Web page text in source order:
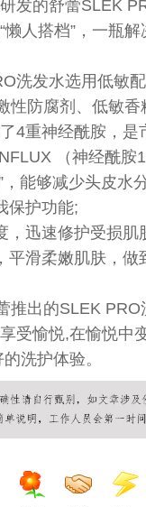
发的舒蕾SLEK
人搭档”，一瓶
洗发水选用低敏
性防腐剂、低敏
4重神经酰胺，
（神经酰胺
能够减少头皮水
保护功能;
，迅速修护受损肌
平滑柔嫩肌肤，
推出的SLEK
受愉悦,在愉悦
洗护体验。